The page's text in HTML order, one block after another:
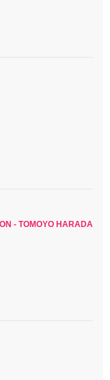
- TOMOYO HARADA